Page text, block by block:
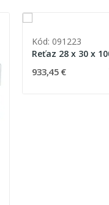
Kód: 091223
Reťaz 28 x 30 x
933,45 €